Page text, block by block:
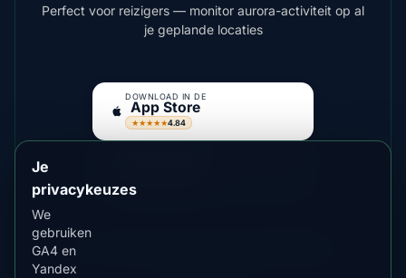
Perfect voor reizigers — monitor aurora-activiteit op al
je geplande locaties
DOWNLOAD IN DE
App Store
★★★★★4.84
Voor helderdere shows overweeg
Je
privacykeuzes
We
gebruiken
GA4 en
Yandex